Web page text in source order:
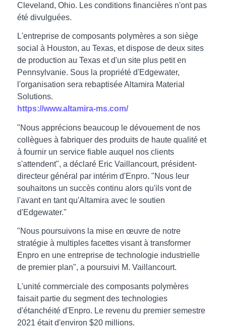
Cleveland, Ohio. Les conditions financières n'ont pas
été divulguées.
L'entreprise de composants polymères a son siège
social à Houston, au Texas, et dispose de deux sites
de production au Texas et d'un site plus petit en
Pennsylvanie. Sous la propriété d'Edgewater,
l'organisation sera rebaptisée Altamira Material
Solutions.
https://www.altamira-ms.com/
"Nous apprécions beaucoup le dévouement de nos
collègues à fabriquer des produits de haute qualité et
à fournir un service fiable auquel nos clients
s'attendent", a déclaré Eric Vaillancourt, président-
directeur général par intérim d'Enpro. "Nous leur
souhaitons un succès continu alors qu'ils vont de
l'avant en tant qu'Altamira avec le soutien
d'Edgewater."
"Nous poursuivons la mise en œuvre de notre
stratégie à multiples facettes visant à transformer
Enpro en une entreprise de technologie industrielle
de premier plan", a poursuivi M. Vaillancourt.
L'unité commerciale des composants polymères
faisait partie du segment des technologies
d'étanchéité d'Enpro. Le revenu du premier semestre
2021 était d'environ $20 millions.